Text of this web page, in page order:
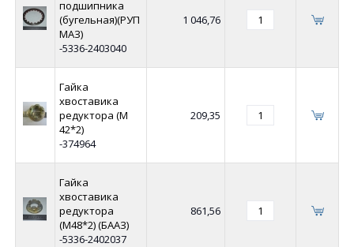
подшипника
(бугельная)(РУП
МАЗ)
-5336-2403040
1 046,76
Гайка
хвоставика
редуктора (М
42*2)
-374964
209,35
Гайка
хвоставика
редуктора
(М48*2) (БААЗ)
-5336-2402037
861,56